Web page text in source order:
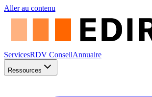
Aller au contenu
ServicesRDV ConseilAnnuaire
Ressources